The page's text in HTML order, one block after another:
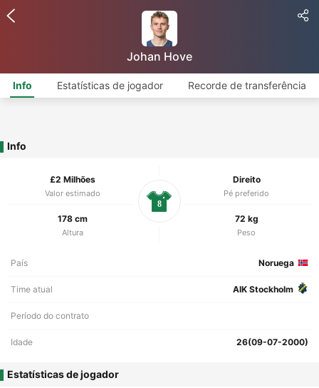
Johan Hove
Info Estatísticas de jogador Recorde de transferência
Info
£2 Milhões
Valor estimado
Direito
Pé preferido
178 cm
Altura
72 kg
Peso
8
País Noruega
Time atual AIK Stockholm
Período do contrato
Idade 26(09-07-2000)
Estatísticas de jogador